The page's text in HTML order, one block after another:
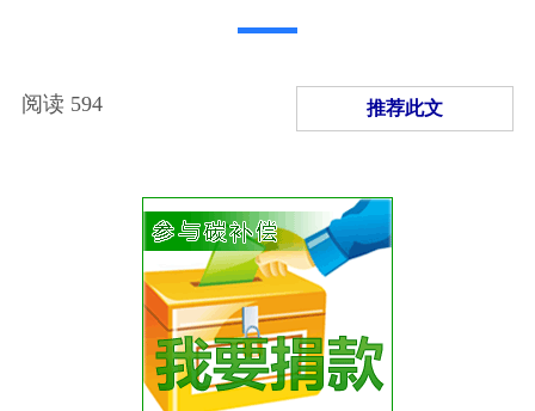
阅读 594 推荐此文